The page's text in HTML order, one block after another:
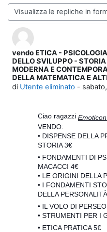
Modalità visualizzazione
vendo ETICA -
DELLO SVILUPPO -
MODERNA E
DELLA MATEMATICA E
di Utente eliminato -
Numero di risposte: 0
Ciao ragazzi
VENDO:
• DISPENSE DELLA
STORIA 3€
• FONDAMENTI DI
MACACCI 4€
• LE ORIGINI DELLA
• I FONDAMENTI
DELLA
• IL VOLO DI
• STRUMENTI PER I
• ETICA PRATICA 5€